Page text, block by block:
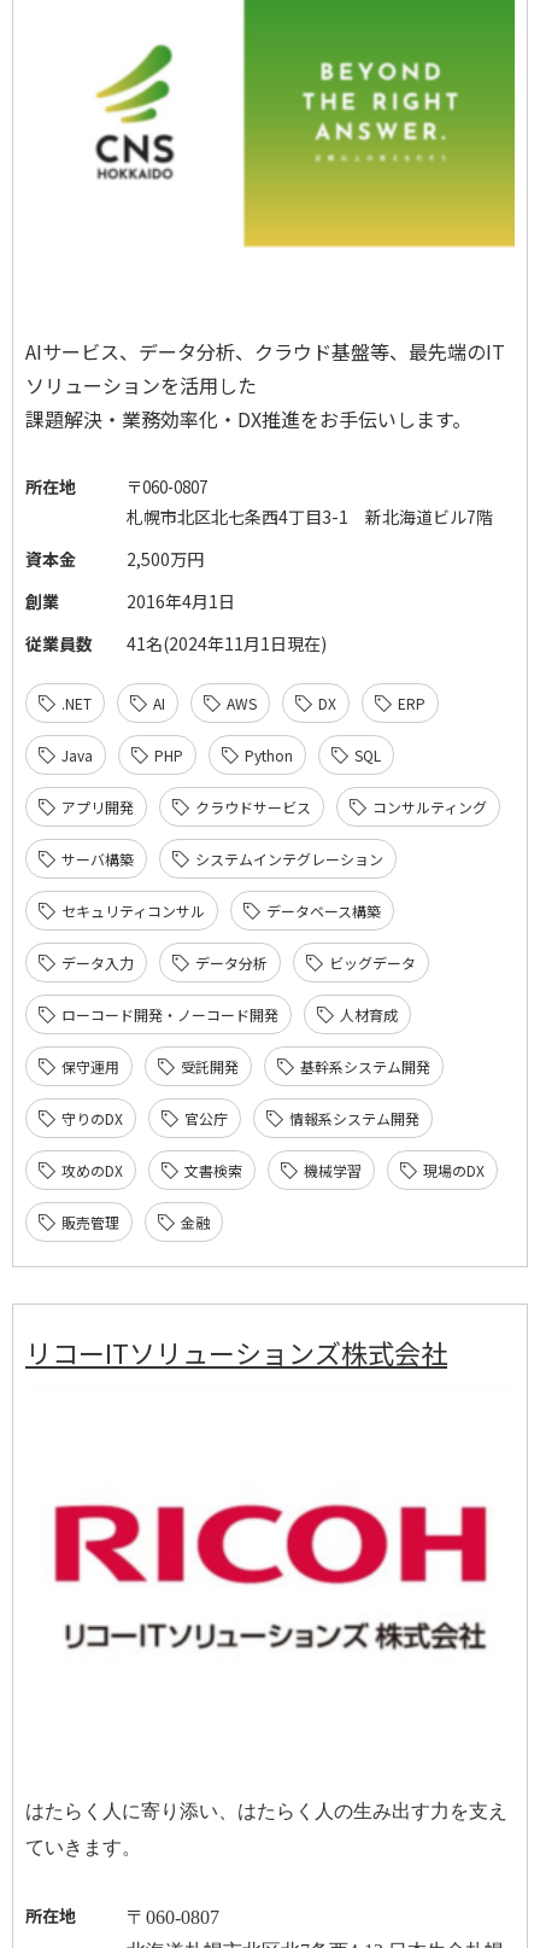
AIサービス、データ分析、クラウド基盤等、最先端のIT
ソリューションを活用した
課題解決・業務効率化・ DX推進をお手伝いします。
所在地 〒060-0807
札幌市北区北七条西4丁目3-1 新北海道ビル7階
資本金
2,500万円
創業
2016年4月1日
従業員数
41名(2024年11月1日現在)
.NET AI AWS DX ERP
Java PHP Python SQL
アプリ開発 クラウドサービス コンサルティング
サーバ構築 システムインテグレーション
セキュリティコンサル データベース構築
データ入力 データ分析 ビッグデータ
ローコード開発・ノーコード開発 人材育成
保守運用 受託開発 基幹系システム開発
守りのDX 官公庁 情報系システム開発
攻めのDX 文書検索 機械学習 現場のDX
販売管理 金融
リコーITソリューションズ株式会社
はたらく人に寄り添い、はたらく人の生み出す力を支え
ていきます。
所在地 〒 060-0807